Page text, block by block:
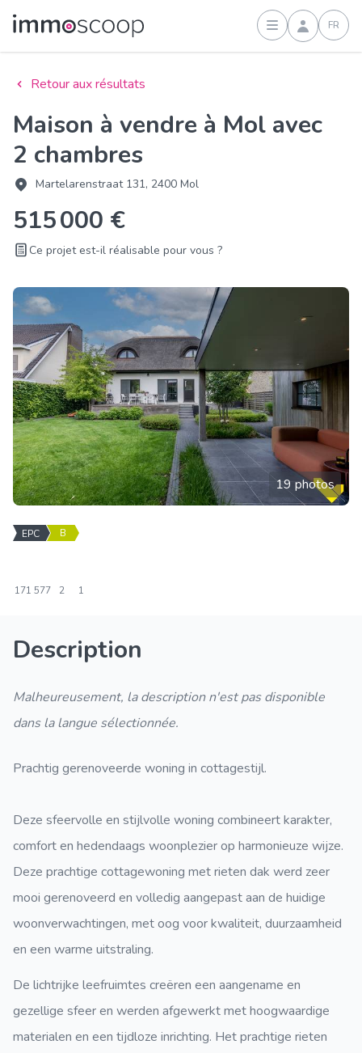
Connexion
FR
Retour aux résultats
Maison à vendre à Mol avec
2 chambres
Martelarenstraat 131, 2400 Mol
515 000 €
Ce projet est-il réalisable pour vous ?
19 photos
EPC B
171 577 2 1
Description
Malheureusement, la description n'est pas disponible
dans la langue sélectionnée.
Prachtig gerenoveerde woning in cottagestijl.
Deze sfeervolle en stijlvolle woning combineert karakter,
comfort en hedendaags woonplezier op harmonieuze wijze.
Deze prachtige cottagewoning met rieten dak werd zeer
mooi gerenoveerd en volledig aangepast aan de huidige
woonverwachtingen, met oog voor kwaliteit, duurzaamheid
en een warme uitstraling.
De lichtrijke leefruimtes creëren een aangename en
gezellige sfeer en werden afgewerkt met hoogwaardige
materialen en een tijdloze inrichting. Het prachtige rieten